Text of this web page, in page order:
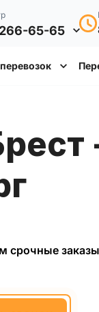
65-65
срочные заказы